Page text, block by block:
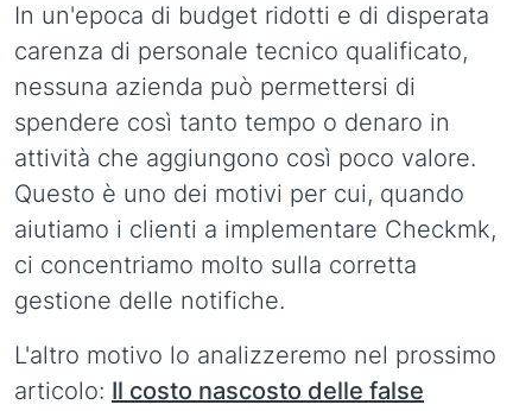
In un'epoca di budget ridotti e di disperata
carenza di personale tecnico qualificato,
nessuna azienda può permettersi di
spendere così tanto tempo o denaro in
attività che aggiungono così poco valore.
Questo è uno dei motivi per cui, quando
aiutiamo i clienti a implementare Checkmk,
ci concentriamo molto sulla corretta
gestione delle notifiche.
L'altro motivo lo analizzeremo nel prossimo
articolo: Il costo nascosto delle false